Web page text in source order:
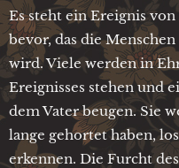
Es steht ein Ereignis
bevor, das die
wird. Viele werden in
Ereignisses stehen und
dem Vater beugen. Sie
lange gehortet haben,
erkennen. Die Furcht